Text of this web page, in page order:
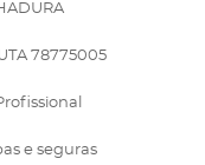
78775005
e seguras